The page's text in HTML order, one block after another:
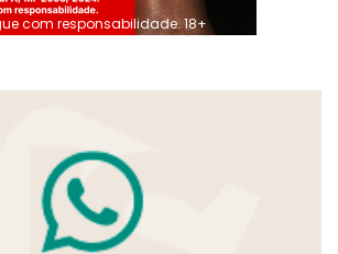
com responsabilidade. 18+